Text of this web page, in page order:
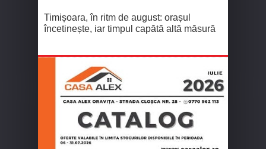
Timișoara, în ritm de august: orașul
încetinește, iar timpul capătă altă măsură